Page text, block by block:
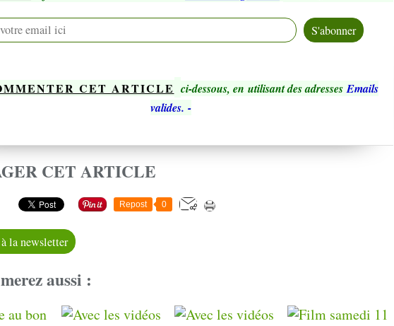
CET ARTICLE ci-dessous, en utilisant des adressesEmails
valides. -
CET ARTICLE
Repost 0
la newsletter
aussi :